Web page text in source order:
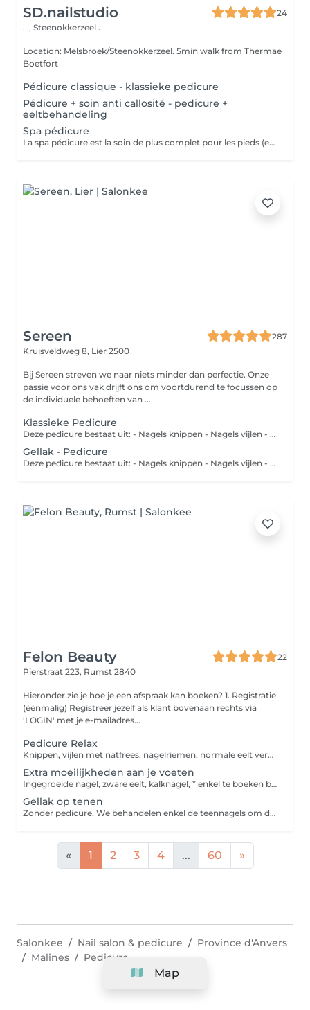
SD.nailstudio
24
. ., Steenokkerzeel .
Location: Melsbroek/Steenokkerzeel. 5min walk from Thermae
Boetfort
Pédicure classique - klassieke pedicure
Pédicure + soin anti callosité - pedicure +
eeltbehandeling
Spa pédicure
La spa pédicure est la soin de plus complet pour les pieds (entretien des callosités, gommage, masque et crème hydratante)
Sereen
287
Kruisveldweg 8, Lier 2500
Bij Sereen streven we naar niets minder dan perfectie. Onze
passie voor ons vak drijft ons om voortdurend te focussen op
de individuele behoeften van ...
Klassieke Pedicure
Deze pedicure bestaat uit: - Nagels knippen - Nagels vijlen - Nagelriemen verzorgen - Voetbad - Eelt verwijderen - Voetcrème - Eventueel nagels lakken Er wordt geen nagellak toegepast.
Gellak - Pedicure
Deze pedicure bestaat uit: - Nagels knippen - Nagels vijlen - Nagelriemen verzorgen - Voetbad - Eelt verwijderen - Voetcrème - Nagels lakken met gellak
Felon Beauty
22
Pierstraat 223, Rumst 2840
Hieronder zie je hoe je een afspraak kan boeken? 1. Registratie
(éénmalig) Registreer jezelf als klant bovenaan rechts via
'LOGIN' met je e-mailadres...
Pedicure Relax
Knippen, vijlen met natfrees, nagelriemen, normale eelt verwijderen en crème. Deze pedicure is voorzien op een basisbehandeling. Indien je moeilijke voeten hebt, vragen wij om even te bellen om deze afspraak zeker met voldoende tijd te boeken. Gellak kan als optie worden bijgeboekt. Indien je enkel gellak boekt, gelieve dan de andere gellak aan te duiden in onze diensten.
Extra moeilijkheden aan je voeten
Ingegroeide nagel, zware eelt, kalknagel, * enkel te boeken bij een pedicure. Het exacte bedrag wordt berekend na de behandeling en wordt gerekend per aandoening. Echt moeilijke voeten of speciale aandoeningen sturen wij altijd door naar een medische pedicure of dermatoloog.
Gellak op tenen
Zonder pedicure. We behandelen enkel de teennagels om de gellak correct te kunnen plaatsen.
« 1 2 3 4 ... 60 »
Map
Salonkee Nail salon & pedicure
Province d'Anvers
Malines
Pedicure